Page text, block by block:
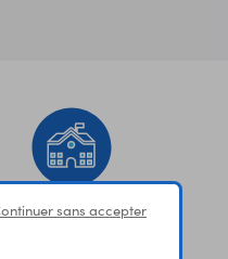
ÉTABLISSEMENTS
sans accepter